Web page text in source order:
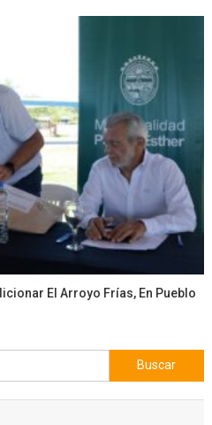
El Arroyo Frías, En Pueblo
Buscar: